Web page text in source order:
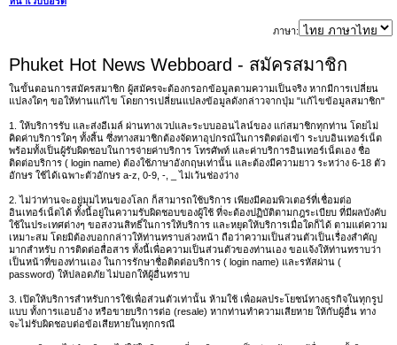
นห
ภาษา:
Phuket Hot News Webboard - สมัครสมาชิก
ในขั้นตอนการสมัครสมาชิก ผู้สมัครจะต้องกรอกข้อมูลตามความเป็นจริง หากมีการเปลี่ยน
แปลงใดๆ ขอให้ท่านแก้ไข โดยการเปลี่ยนแปลงข้อมูลดังกล่าวจากปุ่ม "แก้ไขข้อมูลสมาชิก"
1. ให้บริการรับ และส่งอีเมล์ ผ่านทางเวปและระบบออนไลน์ของ แก่สมาชิกทุกท่าน โดยไม่
คิดค่าบริการใดๆ ทั้งสิ้น ซึ่งทางสมาชิกต้องจัดหาอุปกรณ์ในการติดต่อเข้า ระบบอินเทอร์เน็ต
พร้อมทั้งเป็นผู้รับผิดชอบในการจ่ายค่าบริการ โทรศัพท์ และค่าบริการอินเทอร์เน็ตเอง ชื่อ
ติดต่อบริการ ( login name) ต้องใช้ภาษาอังกฤษเท่านั้น และต้องมีความยาว ระหว่าง 6-18 ตัว
อักษร ใช้ได้เฉพาะตัวอักษร a-z, 0-9, -, _ ไม่เว้นช่องว่าง
2. ไม่ว่าท่านจะอยู่มุมไหนของโลก ก็สามารถใช้บริการ เพียงมีคอมพิวเตอร์ที่เชื่อมต่อ
อินเทอร์เน็ตได้ ทั้งนี้อยู่ในความรับผิดชอบของผู้ใช้ ที่จะต้องปฏิบัติตามกฎระเบียบ ที่มีผลบังคับ
ใช้ในประเทศต่างๆ ขอสงวนสิทธิ์ในการให้บริการ และหยุดให้บริการเมื่อใดก็ได้ ตามแต่ความ
เหมาะสม โดยมิต้องบอกกล่าวให้ท่านทราบล่วงหน้า ถือว่าความเป็นส่วนตัวเป็นเรื่องสำคัญ
มากสำหรับ การติดต่อสื่อสาร ทั้งนี้เพื่อความเป็นส่วนตัวของท่านเอง ขอแจ้งให้ท่านทราบว่า
เป็นหน้าที่ของท่านเอง ในการรักษาชื่อติดต่อบริการ ( login name) และรหัสผ่าน (
password) ให้ปลอดภัย ไม่บอกให้ผู้อื่นทราบ
3. เปิดให้บริการสำหรับการใช้เพื่อส่วนตัวเท่านั้น ห้ามใช้ เพื่อผลประโยชน์ทางธุรกิจในทุกรูป
แบบ ทั้งการแอบอ้าง หรือขายบริการต่อ (resale) หากท่านทำความเสียหาย ให้กับผู้อื่น ทาง
จะไม่รับผิดชอบต่อข้อเสียหายในทุกกรณี